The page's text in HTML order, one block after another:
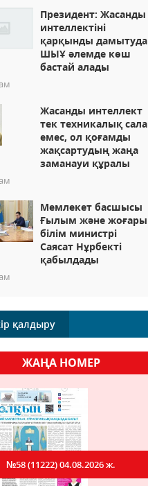
Президент: Жасанды
интеллектіні
қарқынды дамытуда
ШЫҰ әлемде көш
бастай алады
Жасанды интеллект
тек техникалық сала
емес, ол қоғамды
жақсартудың жаңа
заманауи құралы
Мемлекет басшысы
Ғылым және жоғары
білім министрі
Саясат Нұрбекті
қабылдады
қалдыру
ЖАҢА НОМЕР
№58 (11222)04.08.2026 ж.